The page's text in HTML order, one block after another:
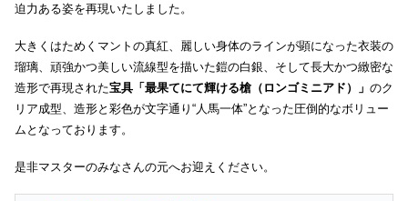
迫力ある姿を再現いたしました。
大きくはためくマントの真紅、麗しい身体のラインが顕になった衣装の
瑠璃、頑強かつ美しい流線型を描いた鎧の白銀、そして長大かつ緻密な
造形で再現された宝具「最果てにて輝ける槍（ロンゴミニアド）」 のク
リア成型、造形と彩色が文字通り“人馬一体”となった圧倒的なボリュー
ムとなっております。
是非マスターのみなさんの元へお迎えください。